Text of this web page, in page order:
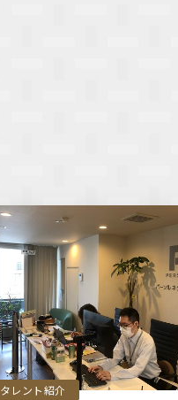
タレント紹介